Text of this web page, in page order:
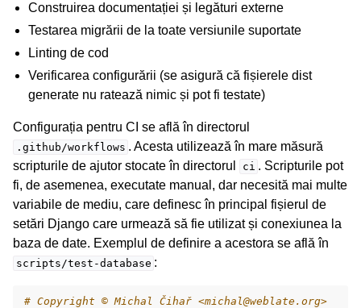
navigation of Formate de fișiere acceptate
navigation of Instrucțiuni de configurare
Construirea documentației și legături externe
Testarea migrării de la toate versiunile suportate
Linting de cod
Verificarea configurării (se asigură că fișierele dist
generate nu ratează nimic și pot fi testate)
Configurația pentru CI se află în directorul
.github/workflows . Acesta utilizează în mare măsură
scripturile de ajutor stocate în directorul
ci . Scripturile pot
fi, de asemenea, executate manual, dar necesită mai multe
variabile de mediu, care definesc în principal fișierul de
setări Django care urmează să fie utilizat și conexiunea la
baza de date. Exemplul de definire a acestora se află în
scripts/test-database :
# Copyright © Michal Čihař <michal@weblate.org>